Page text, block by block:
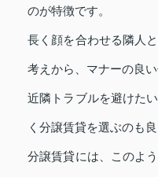
のが特徴です。
長く顔を合わせる隣人
考えから、マナーの良
近隣トラブルを避けた
く分譲賃貸を選ぶのも良
分譲賃貸には、このよ